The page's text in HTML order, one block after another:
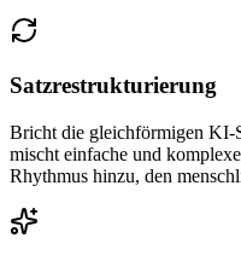
Satzrestrukturierung
Bricht die gleichförmigen KI-
mischt einfache und
Rhythmus hinzu, den